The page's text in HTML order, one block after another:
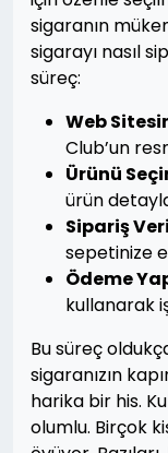
sigaranın
sigarayı nasıl
süreç:
Web
Club’un
Ürünü
ürün
Sipariş
sepetinize
Ödeme
kullanarak
Bu süreç
sigaranızın
harika bir his.
olumlu. Birçok